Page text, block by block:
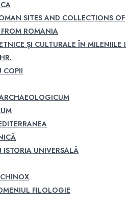
SITES AND COLLECTIONS OF
ROMANIA
ŞI CULTURALE ÎN MILENIILE I
COPII
ISTORIA UNIVERSALĂ
FILOLOGIE